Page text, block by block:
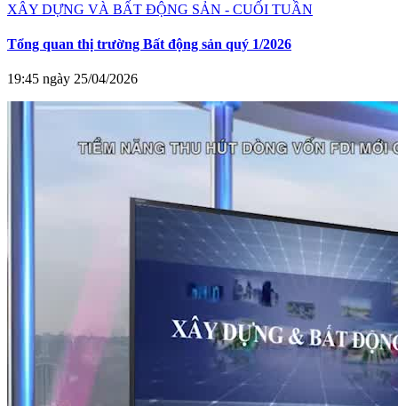
XÂY DỰNG VÀ BẤT ĐỘNG SẢN - CUỐI TUẦN
Tổng quan thị trường Bất động sản quý 1/2026
19:45 ngày 25/04/2026